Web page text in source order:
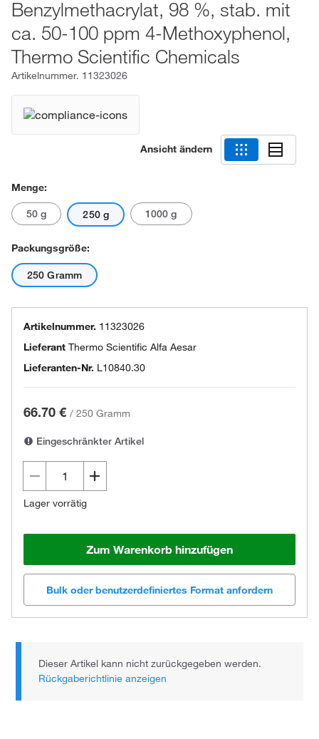
Benzylmethacrylat, 98 %, stab. mit
ca. 50-100 ppm 4-Methoxyphenol,
Thermo Scientific Chemicals
Artikelnummer. 11323026
Ansicht ändern
Menge:
50 g 250 g 1000 g
Packungsgröße:
250 Gramm
Artikelnummer. 11323026
Lieferant Thermo Scientific Alfa Aesar
Lieferanten-Nr. L10840.30
66.70 € / 250 Gramm
Eingeschränkter Artikel
Lager vorrätig
Zum Warenkorb hinzufügen
Bulk oder benutzerdefiniertes Format anfordern
Dieser Artikel kann nicht zurückgegeben werden.
Rückgaberichtlinie anzeigen